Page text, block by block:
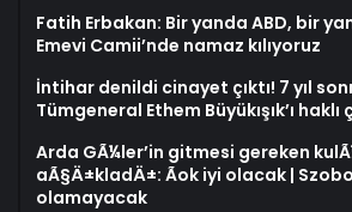
Fatih Erbakan: Bir yanda ABD, bir
Emevi Camii’nde namaz kılıyoruz
İntihar denildi cinayet çıktı! 7 yıl
Tümgeneral Ethem Büyükışık’ı
Arda GÃ¼ler’in gitmesi gereken
aÃ§Ä±kladÄ±: Ãok iyi olacak |
olamayacak